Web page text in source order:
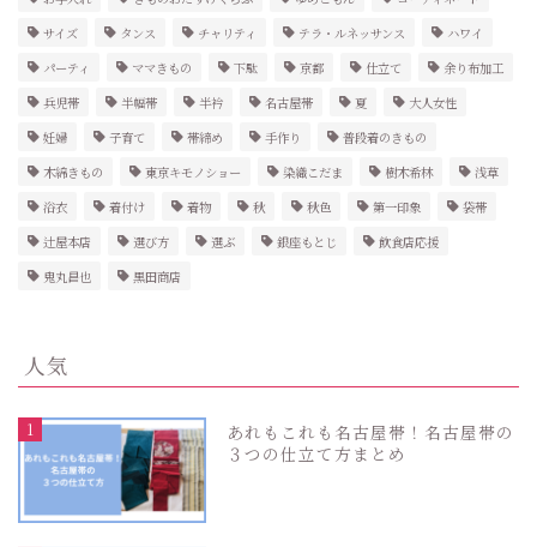
サイズ
タンス チャリティ テラ・ルネッサンス
ハワイ
パーティ
ママきもの 下駄 京都 仕立て
余り布加工
兵児帯
半幅帯 半衿 名古屋帯 夏
大人女性
妊婦
子育て 帯締め 手作り
普段着のきもの
木綿きもの
東京キモノショー 染織こだま 樹木希林
浅草
浴衣
着付け 着物 秋 秋色 第一印象
袋帯
辻屋本店
選び方 選ぶ 銀座もとじ
飲食店応援
鬼丸昌也
黒田商店
人気
1
あれもこれも名古屋帯！名古屋帯の
３つの仕立て方まとめ